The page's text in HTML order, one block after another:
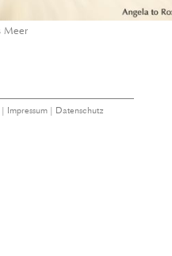
Meer
Impressum| Datenschutz